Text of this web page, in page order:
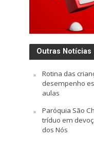
Outras Notícias
Rotina das
desempenho
aulas
Paróquia São
tríduo em
dos Nós